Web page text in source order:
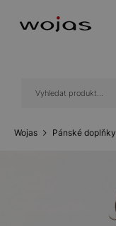
Wojas Pánské doplňky